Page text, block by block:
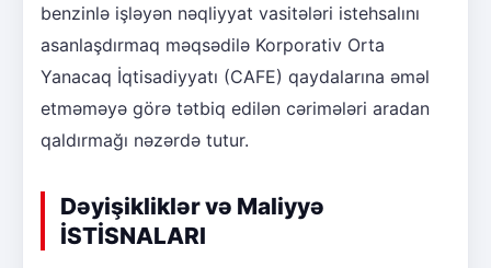
benzinlə işləyən nəqliyyat vasitələri istehsalını
asanlaşdırmaq məqsədilə Korporativ Orta
Yanacaq İqtisadiyyatı (CAFE) qaydalarına əməl
etməməyə görə tətbiq edilən cərimələri aradan
qaldırmağı nəzərdə tutur.
Dəyişikliklər və Maliyyə
İSTİSNALARI